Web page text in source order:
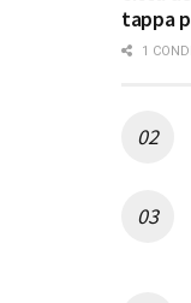
tappa
1